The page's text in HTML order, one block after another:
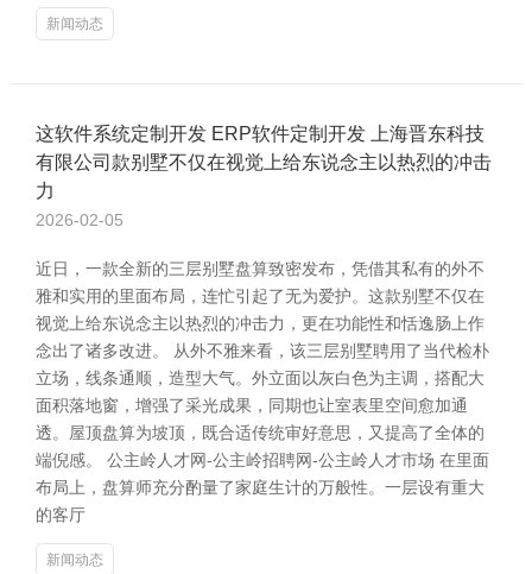
新闻动态
这软件系统定制开发 ERP软件定制开发 上海晋东科技
有限公司款别墅不仅在视觉上给东说念主以热烈的冲击
力
2026-02-05
近日，一款全新的三层别墅盘算致密发布，凭借其私有的外不
雅和实用的里面布局，连忙引起了无为爱护。这款别墅不仅在
视觉上给东说念主以热烈的冲击力，更在功能性和恬逸肠上作
念出了诸多改进。 从外不雅来看，该三层别墅聘用了当代检朴
立场，线条通顺，造型大气。外立面以灰白色为主调，搭配大
面积落地窗，增强了采光成果，同期也让室表里空间愈加通
透。屋顶盘算为坡顶，既合适传统审好意思，又提高了全体的
端倪感。 公主岭人才网-公主岭招聘网-公主岭人才市场 在里面
布局上，盘算师充分酌量了家庭生计的万般性。一层设有重大
的客厅
新闻动态